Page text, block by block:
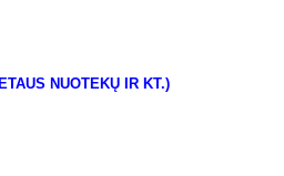
NUOTEKŲ IR KT.)